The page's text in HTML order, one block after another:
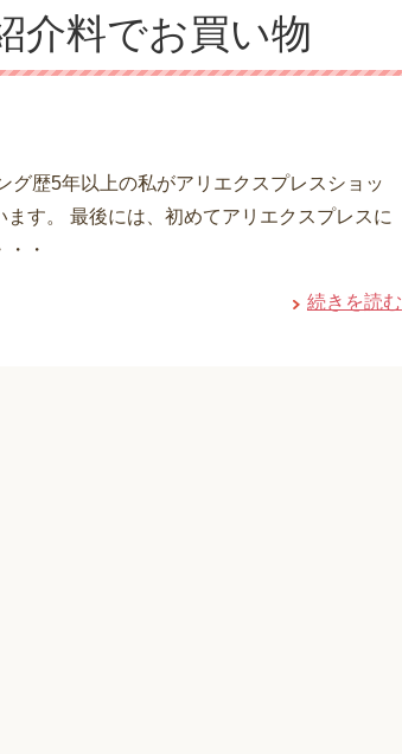
介料でお買い物
グ歴5年以上の私がアリエクスプレスショッ
す。 最後には、初めてアリエクスプレスに
・
続きを読む